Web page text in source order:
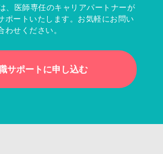
、医師専任のキャリアパートナーが
ポートいたします。お気軽にお問い
わせください。
サポートに申し込む